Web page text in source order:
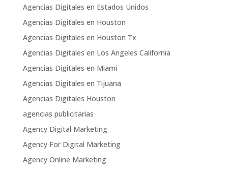
Agencias Digitales en Estados Unidos
Agencias Digitales en Houston
Agencias Digitales en Houston Tx
Agencias Digitales en Los Angeles California
Agencias Digitales en Miami
Agencias Digitales en Tijuana
Agencias Digitales Houston
agencias publicitarias
Agency Digital Marketing
Agency For Digital Marketing
Agency Online Marketing